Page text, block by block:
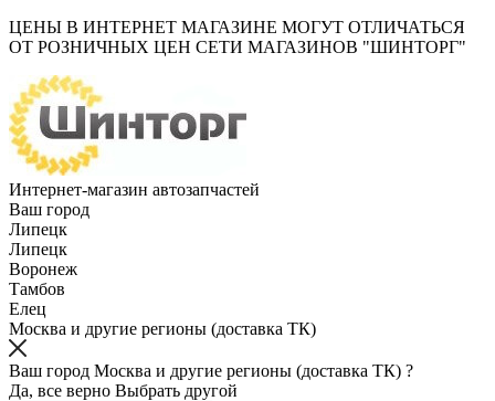
ЦЕНЫ В ИНТЕРНЕТ МАГАЗИНЕ МОГУТ ОТЛИЧАТЬСЯ
ОТ РОЗНИЧНЫХ ЦЕН СЕТИ МАГАЗИНОВ "ШИНТОРГ"
Интернет-магазин автозапчастей
Ваш город
Липецк
Липецк
Воронеж
Тамбов
Елец
Москва и другие регионы (доставка ТК)
Ваш город Москва и другие регионы (доставка ТК) ?
Да, все верно Выбрать другой